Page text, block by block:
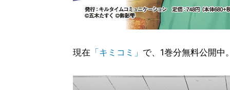
現在 「キミコミ」 で、1巻分無料公開中